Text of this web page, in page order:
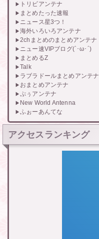
トリビアンテナ
まとめたった速報
ニュース星3つ！
海外いろいろアンテナ
2chまとめのまとめアンテナ
ニュー速VIPブログ(`･ω･´)
まとめるZ
Talk
ラブラドールまとめアンテナ
おまとめアンテナ
ぷぅアンテナ
New World Antenna
ふぉーあんてな
アクセスランキング